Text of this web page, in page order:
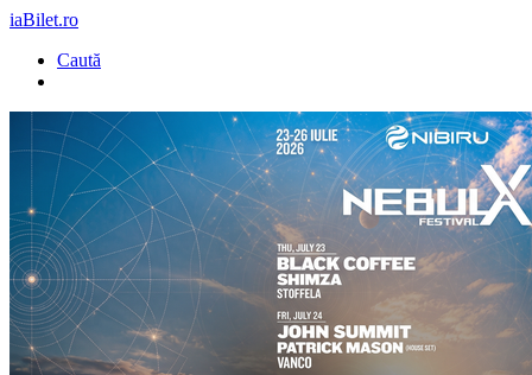
iaBilet.ro
Caută